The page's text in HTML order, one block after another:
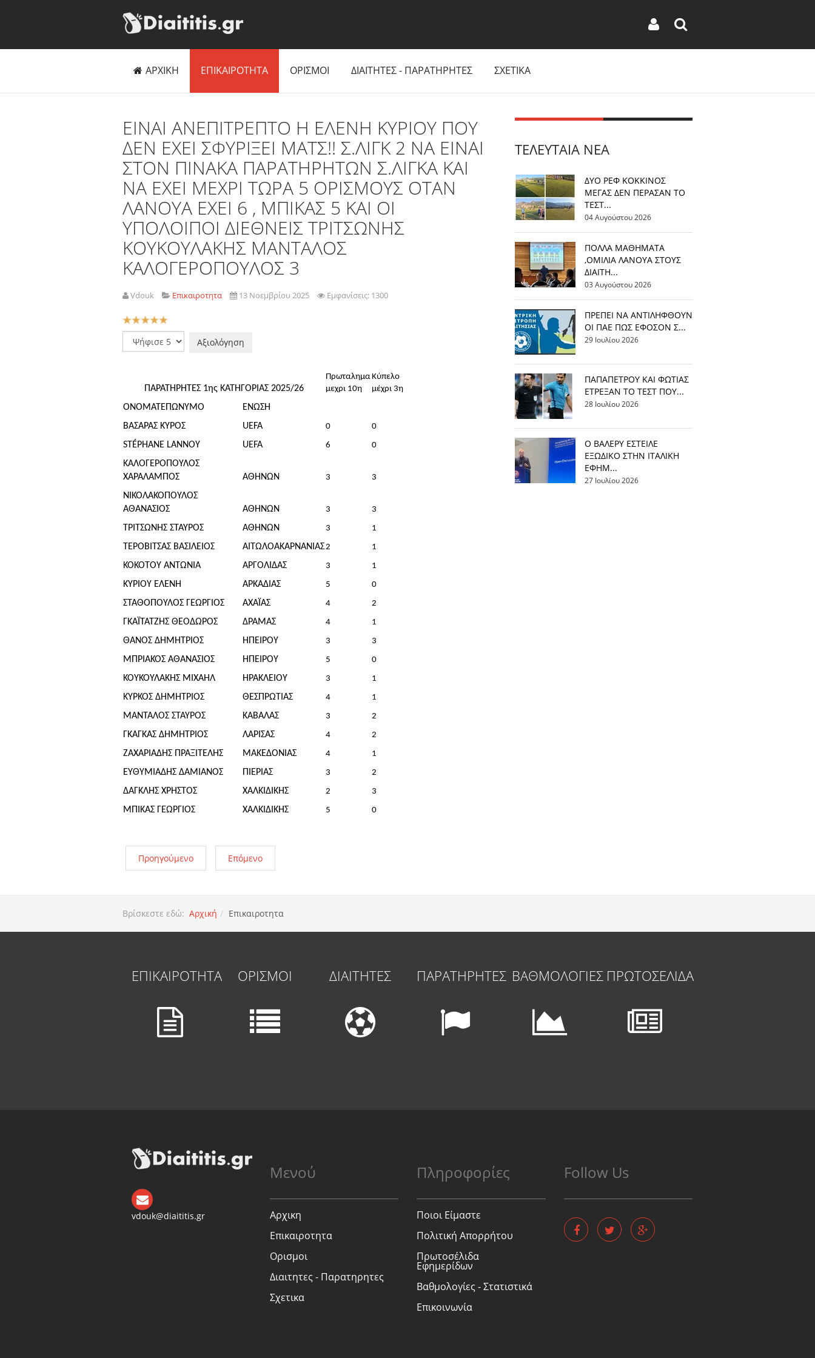
ΑΡΧΙΚΗ ΕΠΙΚΑΙΡΟΤΗΤΑ ΟΡΙΣΜΟΙ ΔΙΑΙΤΗΤΕΣ - ΠΑΡΑΤΗΡΗΤΕΣ ΣΧΕΤΙΚΑ
EINAI ANΕΠΙΤΡΕΠΤΟ Η ΕΛΕΝΗ ΚΥΡΙΟΥ ΠΟΥ
ΔΕΝ ΕΧΕΙ ΣΦΥΡΙΞΕΙ ΜΑΤΣ!! Σ.ΛΙΓΚ 2 ΝΑ ΕΙΝΑΙ
ΣΤΟΝ ΠΙΝΑΚΑ ΠΑΡΑΤΗΡΗΤΩΝ Σ.ΛΙΓΚΑ ΚΑΙ
ΝΑ ΕΧΕΙ ΜΕΧΡΙ ΤΩΡΑ 5 ΟΡΙΣΜΟΥΣ ΟΤΑΝ
ΛΑΝΟΥΑ ΕΧΕΙ 6 , ΜΠΙΚΑΣ 5 ΚΑΙ ΟΙ
ΥΠΟΛΟΙΠΟΙ ΔΙΕΘΝΕΙΣ ΤΡΙΤΣΩΝΗΣ
ΚΟΥΚΟΥΛΑΚΗΣ ΜΑΝΤΑΛΟΣ
ΚΑΛΟΓΕΡΟΠΟΥΛΟΣ 3
Vdouk Επικαιροτητα 13 Νοεμβρίου 2025 Εμφανίσεις: 1300
Αξιολόγηση
Χρήστη:5/5
Παρακαλώ
αξιολογήστε
ΠΑΡΑΤΗΡΗΤΕΣ 1ης ΚΑΤΗΓΟΡΙΑΣ 2025/26
Πρωταλημα
μεχρι 10η
Κύπελο
μέχρι 3η
ΟΝΟΜΑΤΕΠΩΝΥΜΟ
ΕΝΩΣΗ
ΒΑΣΑΡΑΣ ΚΥΡΟΣ
UEFA 0 0
STÉPHANE LANNOY UEFA 6 0
ΚΑΛΟΓΕΡΟΠΟΥΛΟΣ
ΧΑΡΑΛΑΜΠΟΣ
ΑΘΗΝΩΝ 3 3
ΝΙΚΟΛΑΚΟΠΟΥΛΟΣ
ΑΘΑΝΑΣΙΟΣ
ΑΘΗΝΩΝ 3 3
ΤΡΙΤΣΩΝΗΣ ΣΤΑΥΡΟΣ ΑΘΗΝΩΝ 3 1
ΤΕΡΟΒΙΤΣΑΣ ΒΑΣΙΛΕΙΟΣ ΑΙΤΩΛΟΑΚΑΡΝΑΝΙΑΣ2 1
ΚΟΚΟΤΟΥ ΑΝΤΩΝΙΑ ΑΡΓΟΛΙΔΑΣ 3 1
ΚΥΡΙΟΥ ΕΛΕΝΗ ΑΡΚΑΔΙΑΣ 5 0
ΣΤΑΘΟΠΟΥΛΟΣ ΓΕΩΡΓΙΟΣ ΑΧΑΪΑΣ 4 2
ΓΚΑΪΤΑΤΖΗΣ ΘΕΟΔΩΡΟΣ ΔΡΑΜΑΣ 4 1
ΘΑΝΟΣ ΔΗΜΗΤΡΙΟΣ ΗΠΕΙΡΟΥ 3 3
ΜΠΡΙΑΚΟΣ ΑΘΑΝΑΣΙΟΣ ΗΠΕΙΡΟΥ 5 0
ΚΟΥΚΟΥΛΑΚΗΣ ΜΙΧΑΗΛ ΗΡΑΚΛΕΙΟΥ 3 1
ΚΥΡΚΟΣ ΔΗΜΗΤΡΙΟΣ ΘΕΣΠΡΩΤΙΑΣ 4 1
ΜΑΝΤΑΛΟΣ ΣΤΑΥΡΟΣ ΚΑΒΑΛΑΣ 3 2
ΓΚΑΓΚΑΣ ΔΗΜΗΤΡΙΟΣ ΛΑΡΙΣΑΣ 4 2
ΖΑΧΑΡΙΑΔΗΣ ΠΡΑΞΙΤΕΛΗΣ ΜΑΚΕΔΟΝΙΑΣ 4 1
ΕΥΘΥΜΙΑΔΗΣ ΔΑΜΙΑΝΟΣ ΠΙΕΡΙΑΣ 3 2
ΔΑΓΚΛΗΣ ΧΡΗΣΤΟΣ ΧΑΛΚΙΔΙΚΗΣ 2 3
ΜΠΙΚΑΣ ΓΕΩΡΓΙΟΣ ΧΑΛΚΙΔΙΚΗΣ 5 0
Προηγούμενο Επόμενο
ΤΕΛΕΥΤΑΊΑ ΝΈΑ
ΔΥΟ ΡΕΦ ΚΟΚΚΙΝΟΣ
ΜΕΓΑΣ ΔΕΝ ΠΕΡΑΣΑΝ ΤΟ
ΤΕΣΤ...
04 Αυγούστου 2026
ΠΟΛΛΑ ΜΑΘΗΜΑΤΑ
,ΟΜΙΛΙΑ ΛΑΝΟΥΑ ΣΤΟΥΣ
ΔΙΑΙΤΗ...
03 Αυγούστου 2026
ΠΡΕΠΕΙ ΝΑ ΑΝΤΙΛΗΦΘΟΥΝ
ΟΙ ΠΑΕ ΠΩΣ ΕΦΟΣΟΝ Σ...
29 Ιουλίου 2026
ΠΑΠΑΠΕΤΡΟΥ ΚΑΙ ΦΩΤΙΑΣ
ΕΤΡΕΞΑΝ ΤΟ ΤΕΣΤ ΠΟΥ...
28 Ιουλίου 2026
Ο ΒΑΛΕΡΥ ΕΣΤΕΙΛΕ
ΕΞΩΔΙΚΟ ΣΤΗΝ ΙΤΑΛΙΚΗ
ΕΦΗΜ...
27 Ιουλίου 2026
Βρίσκεστε εδώ: Αρχική Επικαιροτητα
ΕΠΙΚΑΙΡΟΤΗΤΑ ΟΡΙΣΜΟΙ ΔΙΑΙΤΗΤΕΣ ΠΑΡΑΤΗΡΗΤΕΣ ΒΑΘΜΟΛΟΓΙΕΣ ΠΡΩΤΟΣΕΛΙΔΑ
vdouk@diaititis.gr
Μενού
Αρχικη
Επικαιροτητα
Ορισμοι
Διαιτητες - Παρατηρητες
Σχετικα
Πληροφορίες
Ποιοι Είμαστε
Πολιτική Απορρήτου
Πρωτοσέλιδα
Εφημερίδων
Βαθμολογίες - Στατιστικά
Επικοινωνία
Follow Us